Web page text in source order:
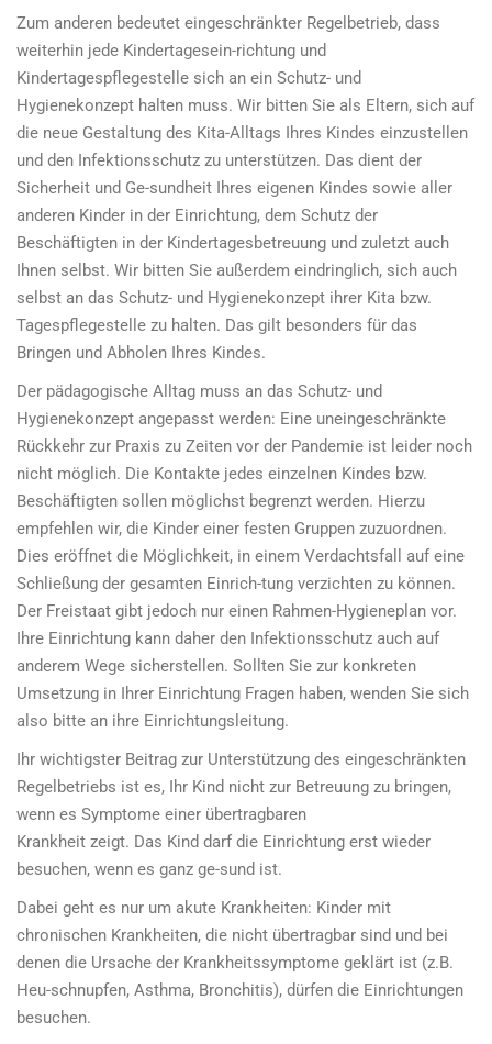
Zum anderen bedeutet eingeschränkter Regelbetrieb, dass
weiterhin jede Kindertagesein-richtung und
Kindertagespflegestelle sich an ein Schutz- und
Hygienekonzept halten muss. Wir bitten Sie als Eltern, sich auf
die neue Gestaltung des Kita-Alltags Ihres Kindes einzustellen
und den Infektionsschutz zu unterstützen. Das dient der
Sicherheit und Ge-sundheit Ihres eigenen Kindes sowie aller
anderen Kinder in der Einrichtung, dem Schutz der
Beschäftigten in der Kindertagesbetreuung und zuletzt auch
Ihnen selbst. Wir bitten Sie außerdem eindringlich, sich auch
selbst an das Schutz- und Hygienekonzept ihrer Kita bzw.
Tagespflegestelle zu halten. Das gilt besonders für das
Bringen und Abholen Ihres Kindes.
Der pädagogische Alltag muss an das Schutz- und
Hygienekonzept angepasst werden: Eine uneingeschränkte
Rückkehr zur Praxis zu Zeiten vor der Pandemie ist leider noch
nicht möglich. Die Kontakte jedes einzelnen Kindes bzw.
Beschäftigten sollen möglichst begrenzt werden. Hierzu
empfehlen wir, die Kinder einer festen Gruppen zuzuordnen.
Dies eröffnet die Möglichkeit, in einem Verdachtsfall auf eine
Schließung der gesamten Einrich-tung verzichten zu können.
Der Freistaat gibt jedoch nur einen Rahmen-Hygieneplan vor.
Ihre Einrichtung kann daher den Infektionsschutz auch auf
anderem Wege sicherstellen. Sollten Sie zur konkreten
Umsetzung in Ihrer Einrichtung Fragen haben, wenden Sie sich
also bitte an ihre Einrichtungsleitung.
Ihr wichtigster Beitrag zur Unterstützung des eingeschränkten
Regelbetriebs ist es, Ihr Kind nicht zur Betreuung zu bringen,
wenn es Symptome einer übertragbaren
Krankheit zeigt. Das Kind darf die Einrichtung erst wieder
besuchen, wenn es ganz ge-sund ist.
Dabei geht es nur um akute Krankheiten: Kinder mit
chronischen Krankheiten, die nicht übertragbar sind und bei
denen die Ursache der Krankheitssymptome geklärt ist (z.B.
Heu-schnupfen, Asthma, Bronchitis), dürfen die Einrichtungen
besuchen.